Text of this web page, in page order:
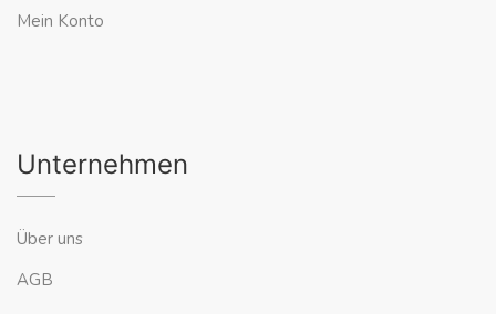
Mein Konto
Unternehmen
Über uns
AGB